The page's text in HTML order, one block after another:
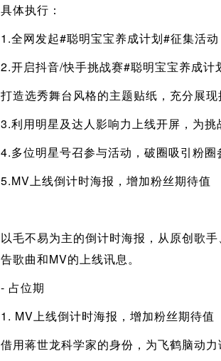
具体执行：
1.全网发起#聪明宝宝养成计划#征集活动
2.开启抖音/快手挑战赛#聪明宝宝养成计
打造选秀舞台风格的主题贴纸，充分展
3.利用明星及达人影响力上线开屏，为挑
4.多位明星号召参与活动，破圈吸引粉圈
5.MV上线倒计时海报，增加粉丝期待值
以毛不易为主的倒计时海报，从原创歌
告歌曲和MV的上线讯息。
- 占位期
1. MV上线倒计时海报，增加粉丝期待值
借用蒋世龙科学家的身份，为飞鹤脑动